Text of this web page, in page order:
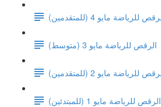
الرقص للرياضة مايو 3 (متوسط)
الرقص للرياضة مايو 1 (للمبتدئين)